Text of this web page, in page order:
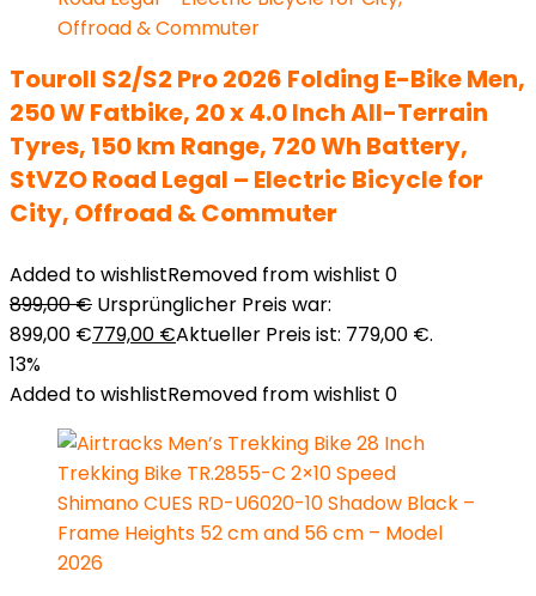
Touroll S2/S2 Pro 2026 Folding E-Bike Men,
250 W Fatbike, 20 x 4.0 Inch All-Terrain
Tyres, 150 km Range, 720 Wh Battery,
StVZO Road Legal – Electric Bicycle for
City, Offroad & Commuter
Added to wishlistRemoved from wishlist 0
899,00€ Ursprünglicher Preis war:
899,00 €779,00 €Aktueller Preis ist: 779,00 €.
13%
Added to wishlistRemoved from wishlist 0